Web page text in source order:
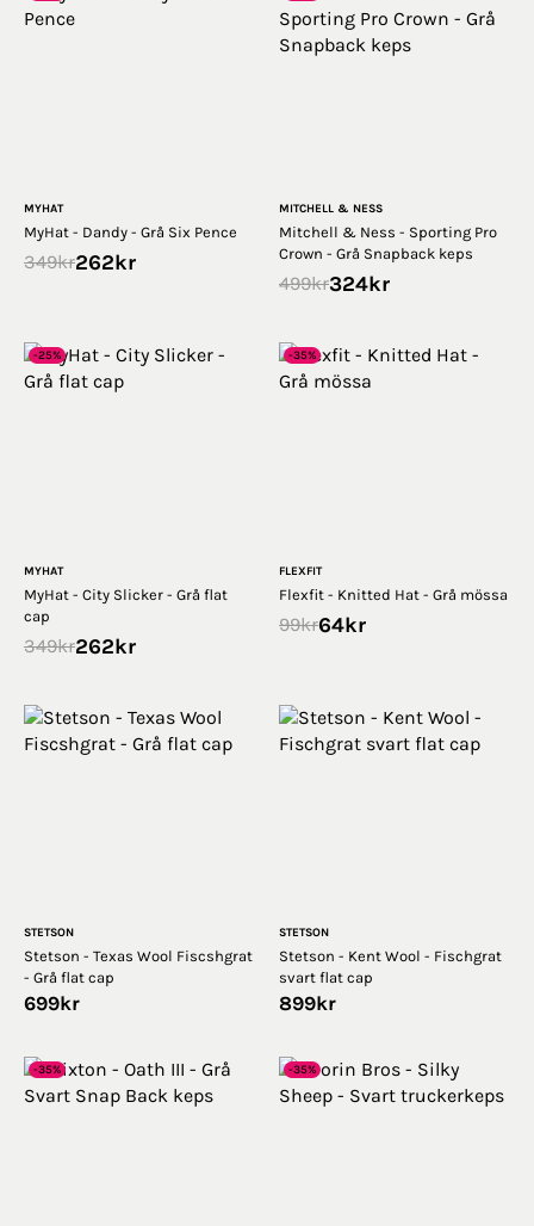
MYHAT
MyHat - Dandy - Grå Six Pence
349kr262kr
MITCHELL & NESS
Mitchell & Ness - Sporting Pro
Crown - Grå Snapback keps
499kr324kr
-25%
MYHAT
MyHat - City Slicker - Grå flat
cap
349kr262kr
-35%
FLEXFIT
Flexfit - Knitted Hat - Grå mössa
99kr64kr
STETSON
Stetson - Texas Wool Fiscshgrat
- Grå flat cap
699kr
STETSON
Stetson - Kent Wool - Fischgrat
svart flat cap
899kr
-35% -35%